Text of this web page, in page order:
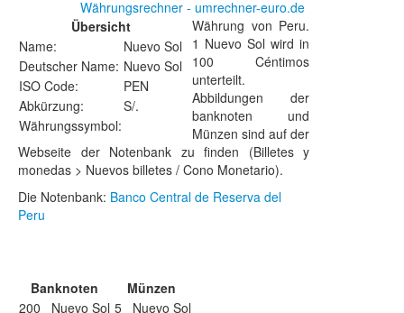
Währungsrechner - umrechner-euro.de
Übersicht
Name:
Nuevo Sol
Deutscher Name: Nuevo Sol
ISO Code:
PEN
Abkürzung:
S/.
Währungssymbol:
Währung von Peru.
1 Nuevo Sol wird in
100 Céntimos
unterteilt.
Abbildungen der
banknoten und
Münzen sind auf der
Webseite der Notenbank zu finden (Billetes y
monedas > Nuevos billetes / Cono Monetario).
Die Notenbank: Banco Central de Reserva del
Peru
Banknoten
Münzen
200 Nuevo Sol 5 Nuevo Sol